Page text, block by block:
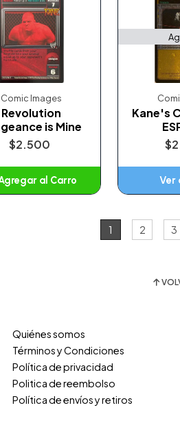
Comic Images
Revolution
is Mine
$2.500
al Carro
Kane's
Ver
1
2 3
Quiénes somos
Términos y Condiciones
Política de privacidad
Politica de reembolso
Política de envíos y retiros